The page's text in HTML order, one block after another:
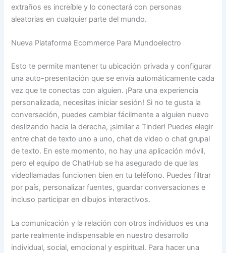
extraños es increíble y lo conectará con personas
aleatorias en cualquier parte del mundo.
Nueva Plataforma Ecommerce Para Mundoelectro
Esto te permite mantener tu ubicación privada y configurar
una auto-presentación que se envía automáticamente cada
vez que te conectas con alguien. ¡Para una experiencia
personalizada, necesitas iniciar sesión! Si no te gusta la
conversación, puedes cambiar fácilmente a alguien nuevo
deslizando hacia la derecha, ¡similar a Tinder! Puedes elegir
entre chat de texto uno a uno, chat de video o chat grupal
de texto. En este momento, no hay una aplicación móvil,
pero el equipo de ChatHub se ha asegurado de que las
videollamadas funcionen bien en tu teléfono. Puedes filtrar
por país, personalizar fuentes, guardar conversaciones e
incluso participar en dibujos interactivos.
La comunicación y la relación con otros individuos es una
parte realmente indispensable en nuestro desarrollo
individual, social, emocional y espiritual. Para hacer una